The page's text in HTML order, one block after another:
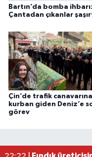
Bartın’da bomba ihbarı:
Çantadan çıkanlar
Çin’de trafik canavarına
kurban giden Deniz’e
görev
22:22 |Fındık